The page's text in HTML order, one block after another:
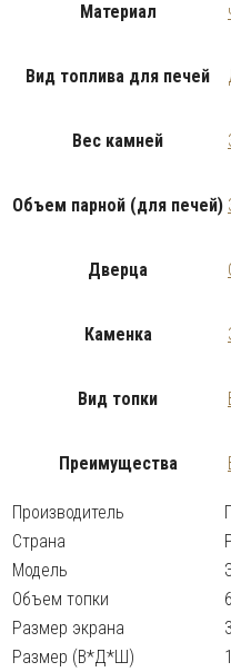
Материал
Вид топлива для печей
Вес камней
Объем парной (для печей)
Дверца
Каменка
Вид топки
Преимущества
Производитель
Страна
Модель
Объем топки
Размер экрана
Размер (В*Д*Ш)